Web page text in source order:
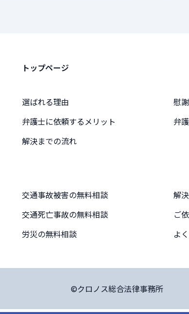
トップページ
選ばれる理由
弁護士に依頼するメリット
解決までの流れ
慰
弁
交通事故被害の無料相談
交通死亡事故の無料相談
労災の無料相談
解
ご
よ
©クロノス総合法律事務所